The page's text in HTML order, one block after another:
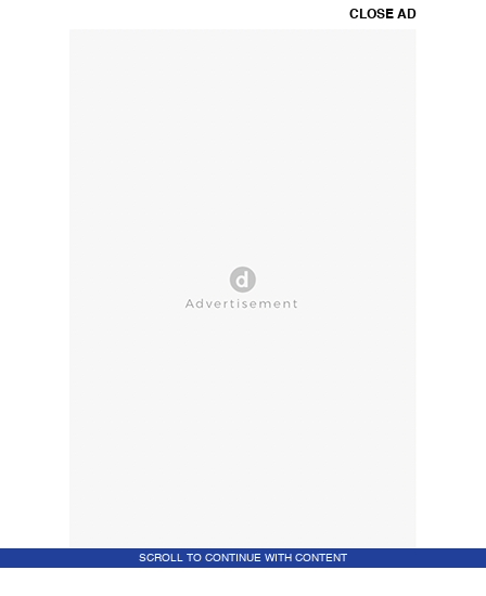
CLOSE AD
SCROLL TO CONTINUE WITH CONTENT